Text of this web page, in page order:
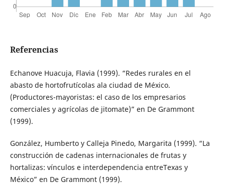
Referencias
Echanove Huacuja, Flavia (1999). “Redes rurales en el
abasto de hortofrutícolas ala ciudad de México.
(Productores-mayoristas: el caso de los empresarios
comerciales y agrícolas de jitomate)” en De Grammont
(1999).
González, Humberto y Calleja Pinedo, Margarita (1999). “La
construcción de cadenas internacionales de frutas y
hortalizas: vínculos e interdependencia entreTexas y
México” en De Grammont (1999).